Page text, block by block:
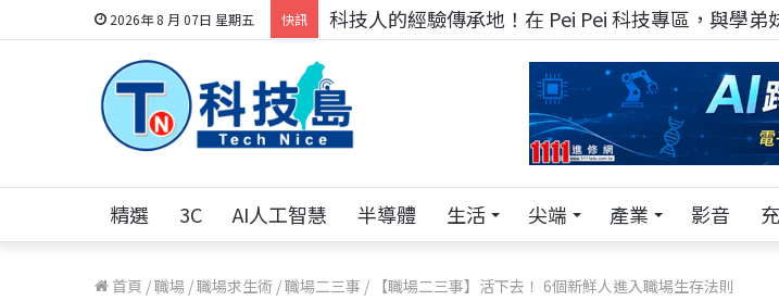
2026年 8 月 07日 星期五 快訊 科技人的經驗傳承地！在 Pei Pei 科技專區，與學弟
精選 3C AI人工智慧 半導體 生活 尖端 產業 影音
首頁 /職場 /職場求生術 /職場二三事 / 【職場二三事】活下去！ 6個新鮮人進入職場生存法則